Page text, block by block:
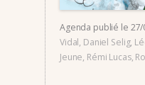
Agenda publié le 27/
Vidal, Daniel Selig,
Jeune, Rémi Lucas,